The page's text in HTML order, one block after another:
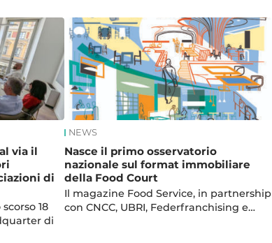
via il
di
18
di
NEWS
Nasce il primo osservatorio
nazionale sul format immobiliare
della Food Court
Il magazine Food Service, in partnership
con CNCC, UBRI, Federfranchising e…